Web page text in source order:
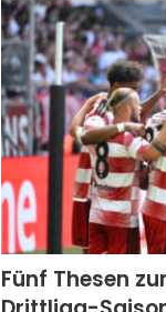
Fünf Thesen